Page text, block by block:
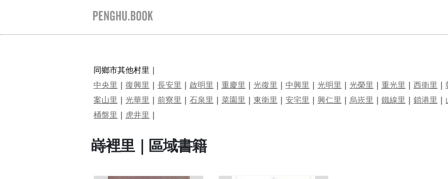
同鄉市其他村里｜
中央里 ｜ 復興里 ｜ 長安里 ｜ 啟明里 ｜ 重慶里 ｜ 光復里 ｜ 中興里 ｜ 光明里 ｜ 光榮里 ｜ 重光里 ｜ 西衛里 ｜
案山里 ｜ 光華里 ｜ 前寮里 ｜ 石泉里 ｜ 菜園里 ｜ 東衛里 ｜ 安宅里 ｜ 興仁里 ｜ 烏崁里 ｜ 鐵線里 ｜ 鎖港里 ｜
桶盤里 ｜ 虎井里 ｜
嵵裡里｜區域書籍